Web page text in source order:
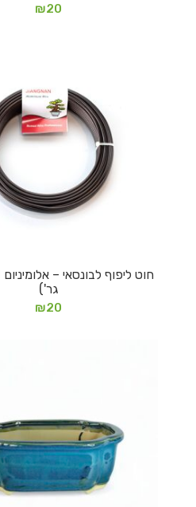
₪20
הוספה לסל
גר')
₪20